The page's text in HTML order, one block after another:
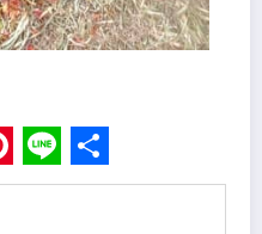
LineShare